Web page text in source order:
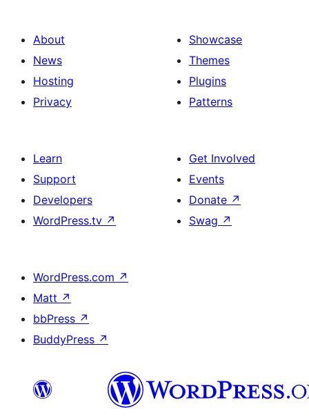
About
News
Hosting
Privacy
Showcase
Themes
Plugins
Patterns
Learn
Support
Developers
WordPress.tv ↗
Get Involved
Events
Donate ↗
Swag ↗
WordPress.com ↗
Matt ↗
bbPress ↗
BuddyPress ↗